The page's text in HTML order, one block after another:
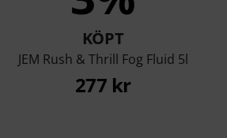
KÖPT
JEM Rush & Thrill Fog Fluid 5l
277 kr